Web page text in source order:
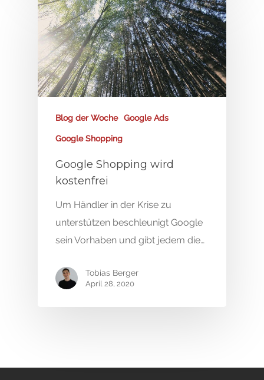
Blog der Woche Google Ads
Google Shopping
Google Shopping wird
kostenfrei
Um Händler in der Krise zu
unterstützen beschleunigt Google
sein Vorhaben und gibt jedem die…
Tobias Berger
April 28, 2020